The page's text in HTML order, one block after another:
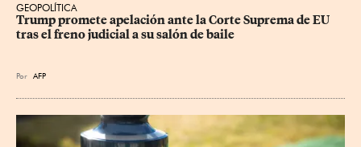
GEOPOLÍTICA
Trump promete apelación ante la Corte Suprema de EU
tras el freno judicial a su salón de baile
Por AFP